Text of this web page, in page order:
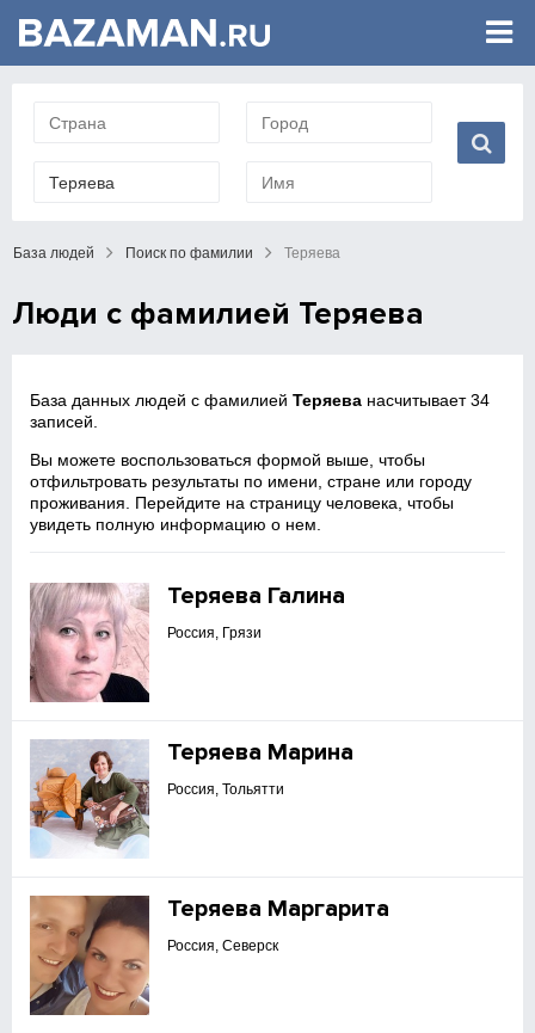
База людей Поиск по фамилии Теряева
Люди с фамилией Теряева
База данных людей с фамилиейТеряева насчитывает 34
записей.
Вы можете воспользоваться формой выше, чтобы
отфильтровать результаты по имени, стране или городу
проживания. Перейдите на страницу человека, чтобы
увидеть полную информацию о нем.
Теряева Галина
Россия, Грязи
Теряева Марина
Россия, Тольятти
Теряева Маргарита
Россия, Северск